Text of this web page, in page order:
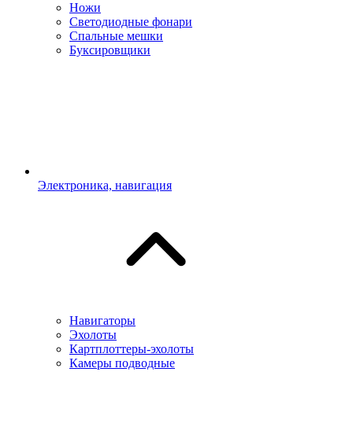
Ножи
Светодиодные фонари
Спальные мешки
Буксировщики
Электроника, навигация
Навигаторы
Эхолоты
Картплоттеры-эхолоты
Камеры подводные